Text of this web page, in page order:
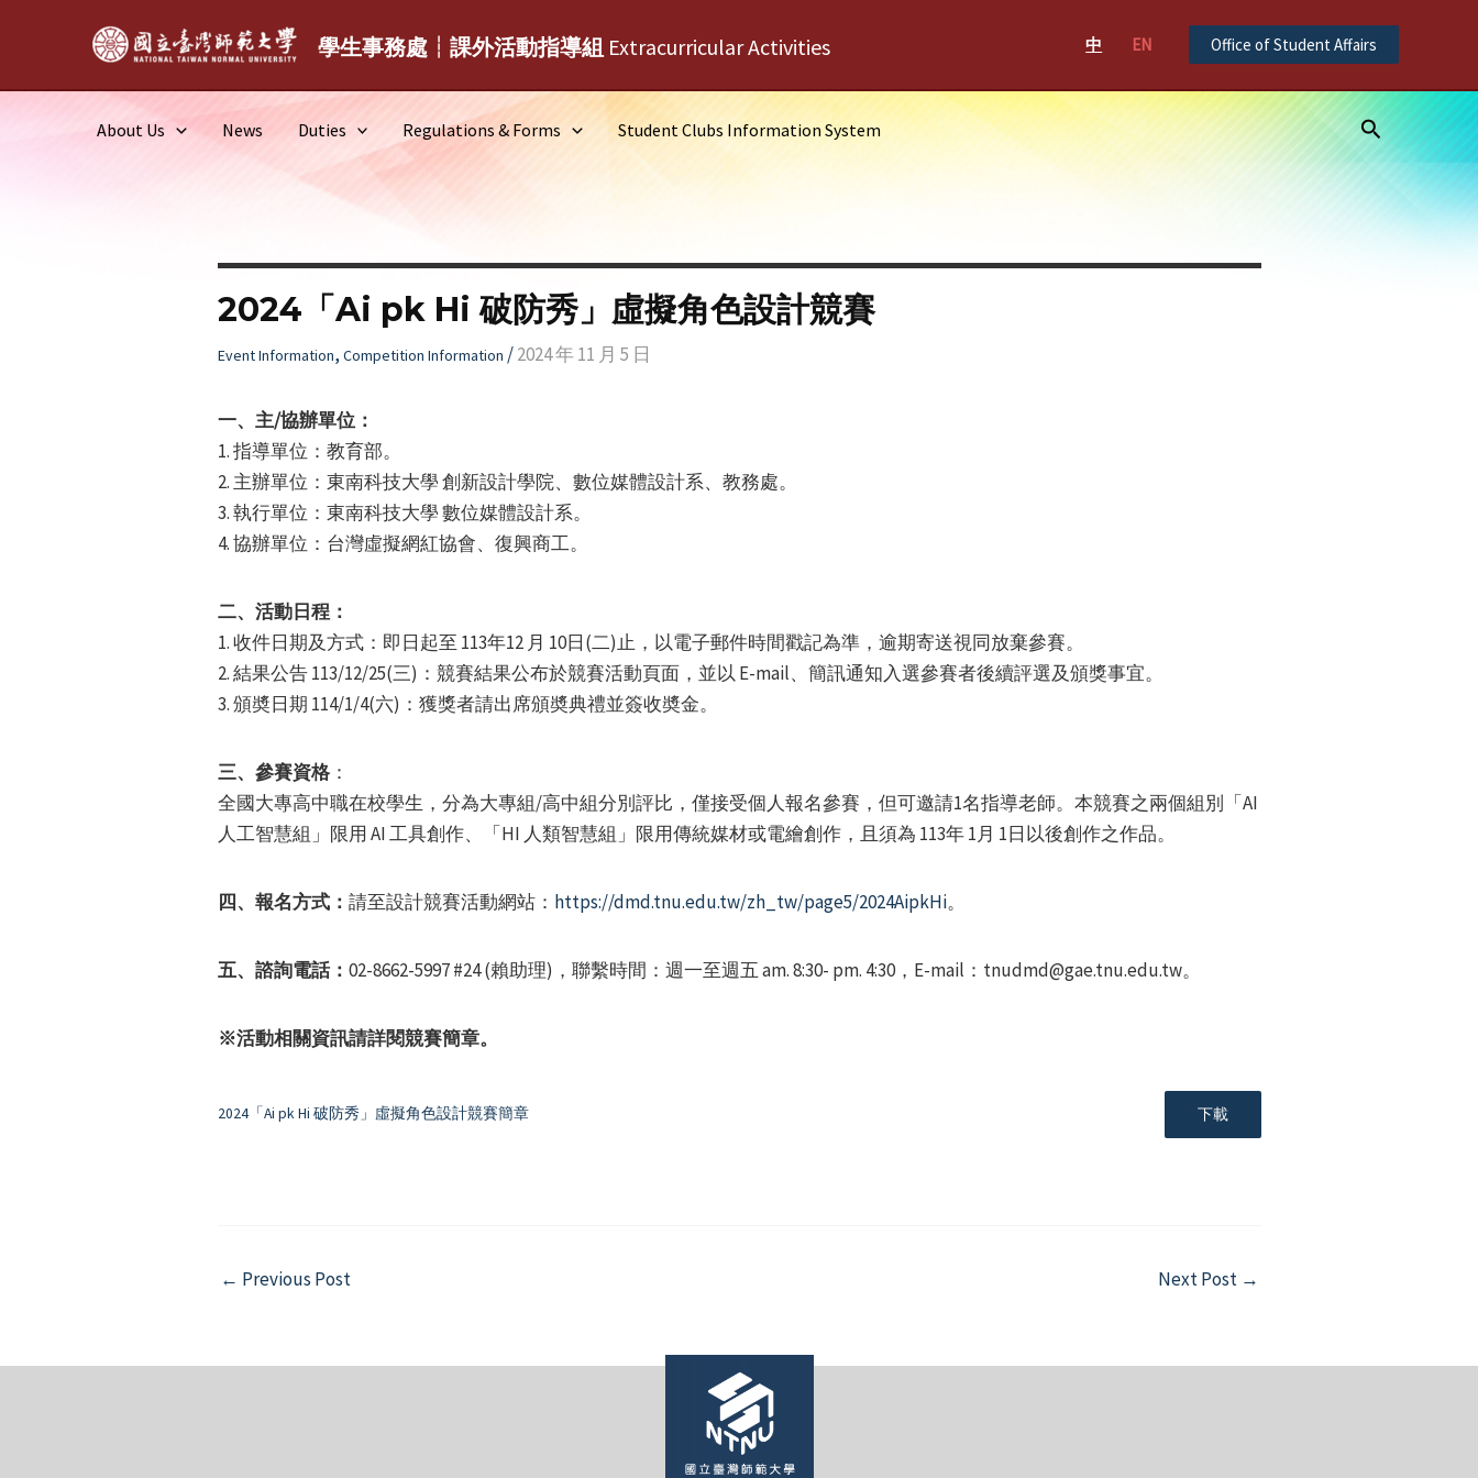
學生事務處┆課外活動指導組 Extracurricular Activities 中 EN Office of Student Affairs
About Us News Duties Regulations & Forms Student Clubs Information System Search
2024「Ai pk Hi 破防秀」虛擬角色設計競賽
Event Information, Competition Information /2024 年 11 月 5 日
一、主/協辦單位：
1. 指導單位：教育部。
2. 主辦單位：東南科技大學 創新設計學院、數位媒體設計系、教務處。
3. 執行單位：東南科技大學 數位媒體設計系。
4. 協辦單位：台灣虛擬網紅協會、復興商工。
二、活動日程：
1. 收件日期及方式：即日起至 113年12 月 10日(二)止，以電子郵件時間戳記為準，逾期寄送視同放棄參賽。
2. 結果公告 113/12/25(三)：競賽結果公布於競賽活動頁面，並以 E-mail、簡訊通知入選參賽者後續評選及頒獎事宜。
3. 頒奬日期 114/1/4(六)：獲獎者請出席頒奬典禮並簽收奬金。
三、參賽資格：
全國大專高中職在校學生，分為大專組/高中組分別評比，僅接受個人報名參賽，但可邀請1名指導老師。本競賽之兩個組別「AI
人工智慧組」限用 AI 工具創作、「HI 人類智慧組」限用傳統媒材或電繪創作，且須為 113年 1月 1日以後創作之作品。
四、報名方式： 請至設計競賽活動網站： https://dmd.tnu.edu.tw/zh_tw/page5/2024AipkHi。
五、諮詢電話： 02-8662-5997 #24 (賴助理)，聯繫時間：週一至週五 am. 8:30- pm. 4:30，E-mail：tnudmd@gae.tnu.edu.tw。
※活動相關資訊請詳閱競賽簡章。
2024「Ai pk Hi 破防秀」虛擬角色設計競賽簡章 下載
Post
← Previous Post Next Post →